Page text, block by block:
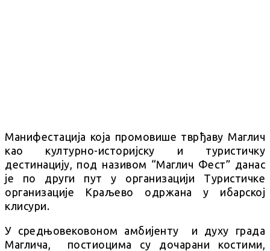
Манифестација која промовише тврђаву Маглич
као културно-историјску и туристичку
дестинацију, под називом “Маглич Фест” данас
је по други пут у организацији Туристичке
организације Краљево одржана у ибарској
клисури.
У средњовековоном амбијенту и духу града
Маглича, постиоцима су дочарани костими,